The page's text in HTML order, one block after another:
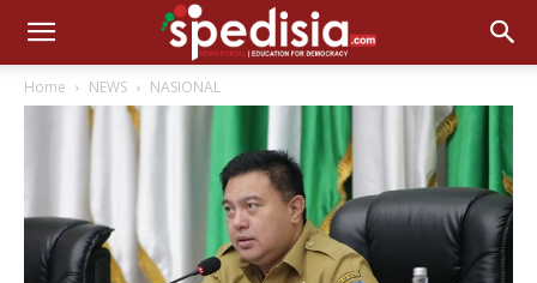
Home NEWS NASIONAL